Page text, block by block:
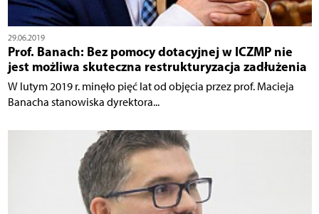
29.06.2019
Prof. Banach: Bez pomocy dotacyjnej w ICZMP nie
jest możliwa skuteczna restrukturyzacja zadłużenia
W lutym 2019 r. minęło pięć lat od objęcia przez prof. Macieja
Banacha stanowiska dyrektora...